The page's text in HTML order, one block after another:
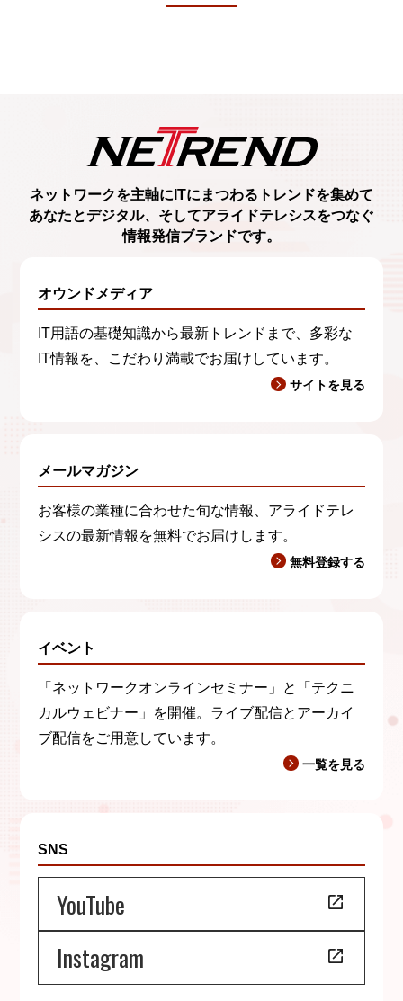
ネットワークを主軸に ITにまつわるトレンドを集めて
あなたとデジタル、 そしてアライドテレシスをつなぐ
情報発信ブランドです。
オウンドメディア
IT用語の基礎知識から最新トレンドまで、多彩な
IT情報を、こだわり満載でお届けしています。
サイトを見る
メールマガジン
お客様の業種に合わせた旬な情報、アライドテレ
シスの最新情報を無料でお届けします。
無料登録する
イベント
「ネットワークオンラインセミナー」と「テクニ
カルウェビナー」を開催。ライブ配信とアーカイ
ブ配信をご用意しています。
一覧を見る
SNS
YouTube
Instagram